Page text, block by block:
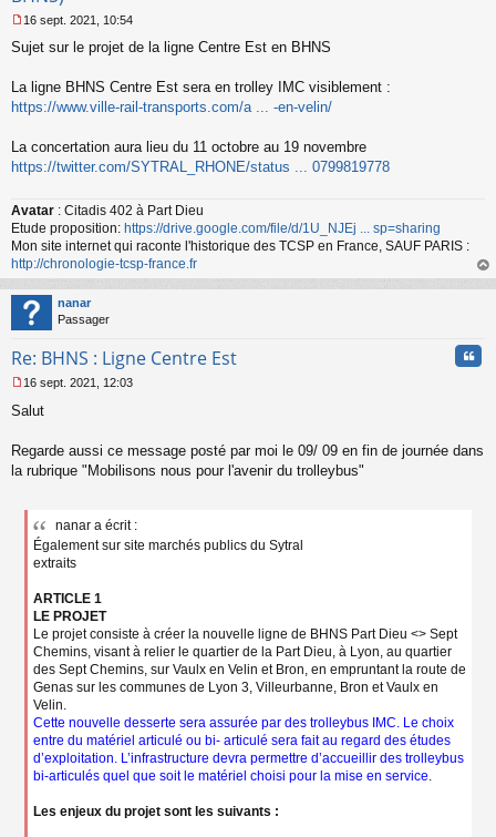
e
s
g
n
o
u
16 sept. 2021, 10:54
Sujet sur le projet de la ligne Centre Est en BHNS
La ligne BHNS Centre Est sera en trolley IMC visiblement :
https://www.ville-rail-transports.com/a ... -en-velin/
La concertation aura lieu du 11 octobre au 19 novembre
https://twitter.com/SYTRAL_RHONE/status ... 0799819778
Avatar : Citadis 402 à Part Dieu
Etude proposition: https://drive.google.com/file/d/1U_NJEj ... sp=sharing
Mon site internet qui raconte l'historique des TCSP en France, SAUF PARIS :
http://chronologie-tcsp-france.fr
au
nanar
Passager
Re: BHNS : Ligne Centre Est
e
g
n
16 sept. 2021, 12:03
Salut
Regarde aussi ce message posté par moi le 09/ 09 en fin de journée dans
la rubrique "Mobilisons nous pour l'avenir du trolleybus"
nanar a écrit :
Également sur site marchés publics du Sytral
extraits
ARTICLE 1
LE PROJET
Le projet consiste à créer la nouvelle ligne de BHNS Part Dieu <> Sept
Chemins, visant à relier le quartier de la Part Dieu, à Lyon, au quartier
des Sept Chemins, sur Vaulx en Velin et Bron, en empruntant la route de
Genas sur les communes de Lyon 3, Villeurbanne, Bron et Vaulx en
Velin.
Cette nouvelle desserte sera assurée par des trolleybus IMC. Le choix
entre du matériel articulé ou bi- articulé sera fait au regard des études
d’exploitation. L’infrastructure devra permettre d’accueillir des trolleybus
bi-articulés quel que soit le matériel choisi pour la mise en service
Les enjeux du projet sont les suivants :